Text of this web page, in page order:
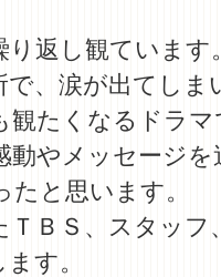
り返し観ています
で、涙が出てしま
観たくなるドラ
動やメッセージを
と思います。
ＴＢＳ、スタッフ
す。